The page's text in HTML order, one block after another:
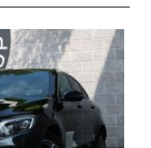
個人情報保護方針
納車情報
T.U.C.GROUP